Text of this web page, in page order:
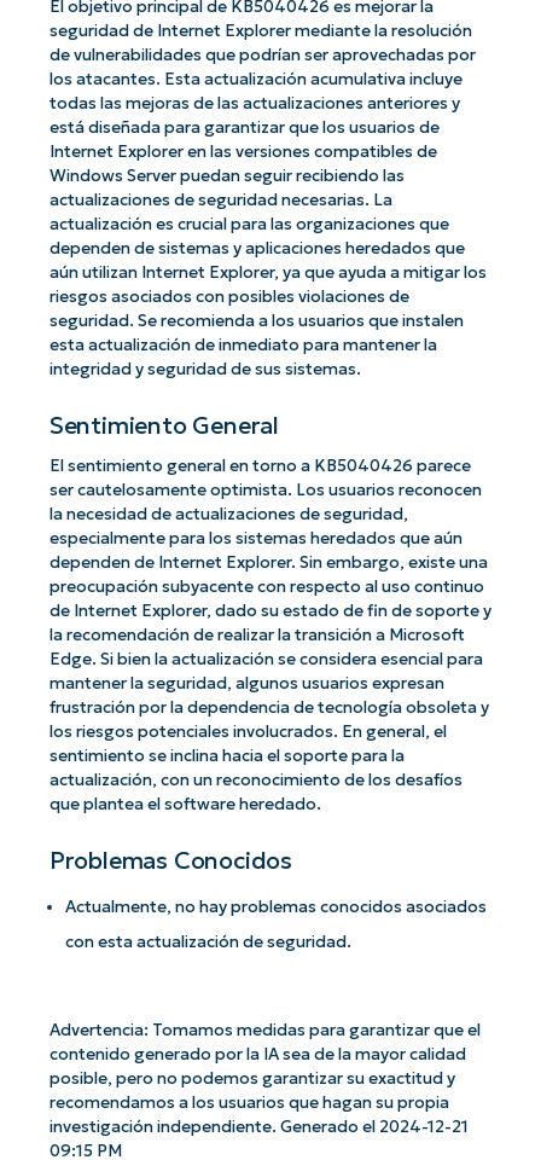
El objetivo principal de KB5040426 es mejorar la
seguridad de Internet Explorer mediante la resolución
de vulnerabilidades que podrían ser aprovechadas por
los atacantes. Esta actualización acumulativa incluye
todas las mejoras de las actualizaciones anteriores y
está diseñada para garantizar que los usuarios de
Internet Explorer en las versiones compatibles de
Windows Server puedan seguir recibiendo las
actualizaciones de seguridad necesarias. La
actualización es crucial para las organizaciones que
dependen de sistemas y aplicaciones heredados que
aún utilizan Internet Explorer, ya que ayuda a mitigar los
riesgos asociados con posibles violaciones de
seguridad. Se recomienda a los usuarios que instalen
esta actualización de inmediato para mantener la
integridad y seguridad de sus sistemas.
Sentimiento General
El sentimiento general en torno a KB5040426 parece
ser cautelosamente optimista. Los usuarios reconocen
la necesidad de actualizaciones de seguridad,
especialmente para los sistemas heredados que aún
dependen de Internet Explorer. Sin embargo, existe una
preocupación subyacente con respecto al uso continuo
de Internet Explorer, dado su estado de fin de soporte y
la recomendación de realizar la transición a Microsoft
Edge. Si bien la actualización se considera esencial para
mantener la seguridad, algunos usuarios expresan
frustración por la dependencia de tecnología obsoleta y
los riesgos potenciales involucrados. En general, el
sentimiento se inclina hacia el soporte para la
actualización, con un reconocimiento de los desafíos
que plantea el software heredado.
Problemas Conocidos
Actualmente, no hay problemas conocidos asociados
con esta actualización de seguridad.
Advertencia: Tomamos medidas para garantizar que el
contenido generado por la IA sea de la mayor calidad
posible, pero no podemos garantizar su exactitud y
recomendamos a los usuarios que hagan su propia
investigación independiente. Generado el 2024-12-21
09:15 PM